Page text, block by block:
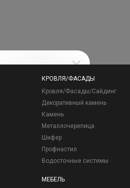
КРОВЛЯ/ФАСАДЫ
Кровля/Фасады/Сайдинг
Декоративный камень
Камень
Металлочерепица
Шифер
Профнастил
Водосточные системы
МЕБЕЛЬ